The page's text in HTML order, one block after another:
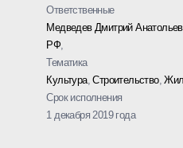
Ответственные
Медведев Дмитрий
РФ,
Тематика
Культура,Строительство,
Срок исполнения
1 декабря 2019 года